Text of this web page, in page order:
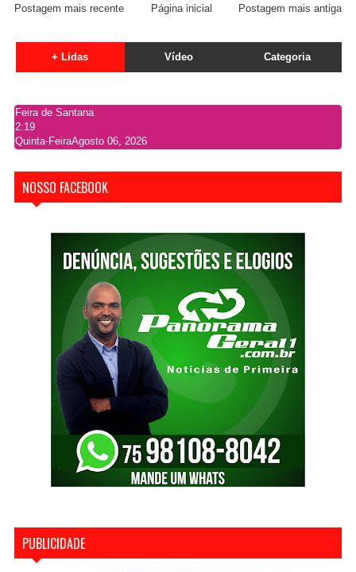
Postagem mais recente Postagem mais antiga
Página inicial
+ Lidas Vídeo Categoria
Feira de Santana
2:19
Quinta-FeiraAgosto 06, 2026
NOSSO FACEBOOK
PUBLICIDADE